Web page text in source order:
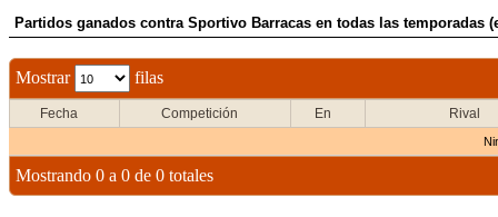
Partidos ganados contra Sportivo Barracas en todas las temporadas
Mostrar filas
Fecha Competición En Rival
Mostrando 0 a 0 de 0 totales